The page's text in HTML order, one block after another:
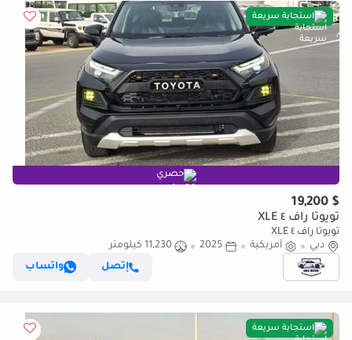
استجابة سريعة
حصري
$ 19,200
تويوتا راف ٤ XLE
تويوتا راف ٤ XLE
دبي
أمريكية 2025
11,230 كيلومتر
إتصل
واتساب
استجابة سريعة